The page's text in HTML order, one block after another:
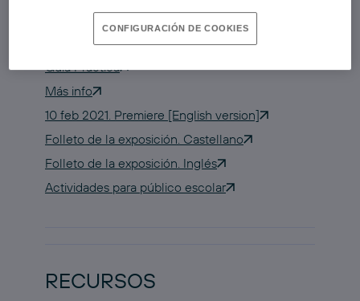
Reserva tu entrada para visitarla
Visitas comentadas
Guía Práctica
Más info
10 feb 2021. Premiere [English version]
Folleto de la exposición. Castellano
Folleto de la exposición. Inglés
Actividades para público escolar
RECURSOS
CONFIGURACIÓN DE COOKIES